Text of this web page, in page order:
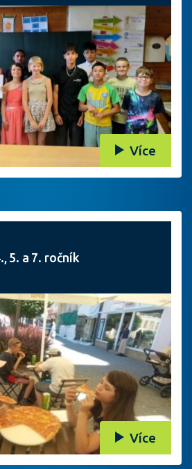
Více
5. a 7. ročník
Více